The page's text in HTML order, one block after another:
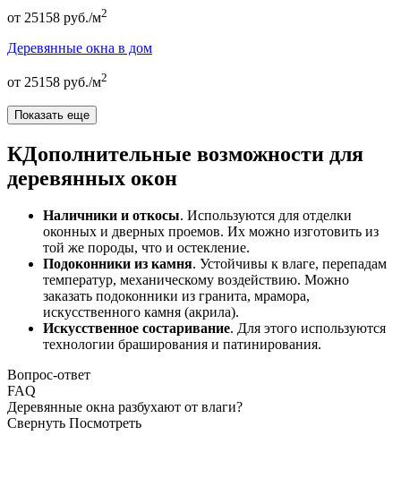
от 25158 руб./м2
Деревянные окна в дом
от 25158 руб./м2
Показать еще
КДополнительные возможности для
деревянных окон
Наличники и откосы. Используются для отделки
оконных и дверных проемов. Их можно изготовить из
той же породы, что и остекление.
Подоконники из камня. Устойчивы к влаге, перепадам
температур, механическому воздействию. Можно
заказать подоконники из гранита, мрамора,
искусственного камня (акрила).
Искусственное состаривание. Для этого используются
технологии браширования и патинирования.
Вопрос-ответ
FAQ
Деревянные окна разбухают от влаги?
Свернуть Посмотреть